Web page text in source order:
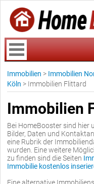
Immobilien > Immobilien
Köln > Immobilien Flittard
Immobilien
Bei HomeBooster sind hier
Bilder, Daten und
eine Rubrik der
wurden. Eine weitere
zu finden sind die Seiten
Immobilie kostenlos